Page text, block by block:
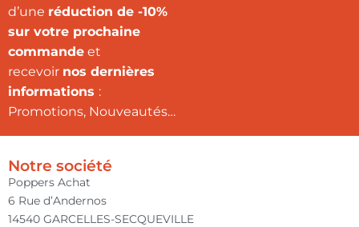
d’une réduction de -10%
sur votre prochaine
commande et
recevoir nos dernières
informations :
Promotions, Nouveautés…
Notre société
Poppers Achat
6 Rue d’Andernos
14540 GARCELLES-SECQUEVILLE